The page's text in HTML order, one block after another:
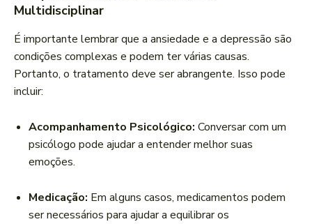
Multidisciplinar
É importante lembrar que a ansiedade e a depressão são
condições complexas e podem ter várias causas.
Portanto, o tratamento deve ser abrangente. Isso pode
incluir:
Acompanhamento Psicológico: Conversar com um
psicólogo pode ajudar a entender melhor suas
emoções.
Medicação: Em alguns casos, medicamentos podem
ser necessários para ajudar a equilibrar os